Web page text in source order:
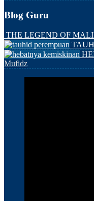
Blog Guru
THE LEGEND OF
Mufidz